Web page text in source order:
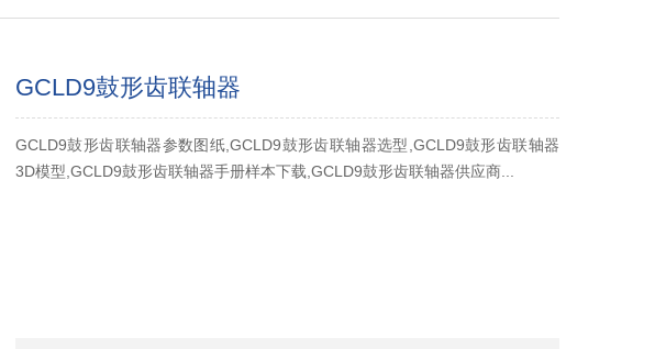
GCLD9鼓形齿联轴器
GCLD9鼓形齿联轴器参数图纸,GCLD9鼓形齿联轴器选型,GCLD9鼓形齿联轴器
3D模型,GCLD9鼓形齿联轴器手册样本下载,GCLD9鼓形齿联轴器供应商...